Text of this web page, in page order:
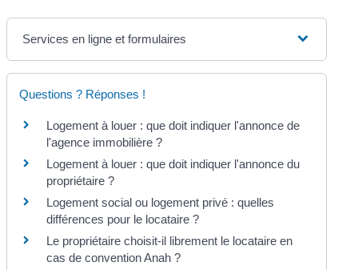
Services en ligne et formulaires
Questions ? Réponses !
Logement à louer : que doit indiquer l'annonce de
l'agence immobilière ?
Logement à louer : que doit indiquer l'annonce du
propriétaire ?
Logement social ou logement privé : quelles
différences pour le locataire ?
Le propriétaire choisit-il librement le locataire en
cas de convention Anah ?